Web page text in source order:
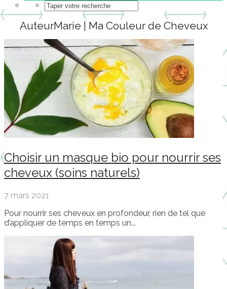
AuteurMarie | Ma Couleur de Cheveux
Choisir un masque bio pour nourrir ses
cheveux (soins naturels)
7 mars 2021
Pour nourrir ses cheveux en profondeur, rien de tel que
d’appliquer de temps en temps un...